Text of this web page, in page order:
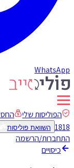
WhatsApp
הפוליסות שלי
1818
השוואת פוליסות
התחברות/הרשמה
כיסויים